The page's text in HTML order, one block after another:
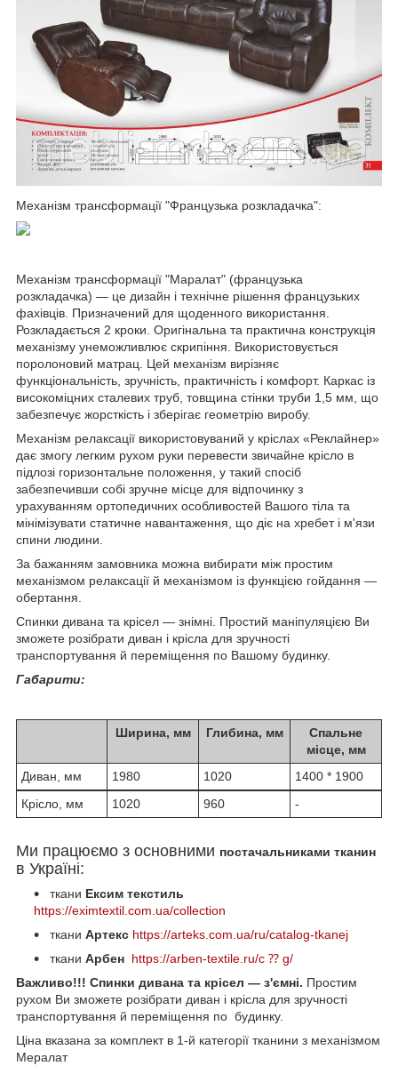
Механізм трансформації "Французька розкладачка":
Механізм трансформації "Маралат" (французька
розкладачка) — це дизайн і технічне рішення французьких
фахівців. Призначений для щоденного використання.
Розкладається 2 кроки. Оригінальна та практична конструкція
механізму унеможливлює скрипіння. Використовується
поролоновий матрац. Цей механізм вирізняє
функціональність, зручність, практичність і комфорт. Каркас із
високоміцних сталевих труб, товщина стінки труби 1,5 мм, що
забезпечує жорсткість і зберігає геометрію виробу.
Механізм релаксації використовуваний у кріслах «Реклайнер»
дає змогу легким рухом руки перевести звичайне крісло в
підлозі горизонтальне положення, у такий спосіб
забезпечивши собі зручне місце для відпочинку з
урахуванням ортопедичних особливостей Вашого тіла та
мінімізувати статичне навантаження, що діє на хребет і м'язи
спини людини.
За бажанням замовника можна вибирати між простим
механізмом релаксації й механізмом із функцією гойдання —
обертання.
Спинки дивана та крісел — знімні. Простий маніпуляцією Ви
зможете розібрати диван і крісла для зручності
транспортування й переміщення по Вашому будинку.
Габарити:
Ширина, мм Глибина, мм
Спальне
місце, мм
Диван, мм
1980 1020
1400 * 1900
Крісло, мм
1020 960 -
Ми працюємо з основними постачальниками тканин
в Україні:
ткани Ексим текстиль
https://eximtextil.com.ua/collection
ткани Артекс https://arteks.com.ua/ru/catalog-tkanej
ткани Арбен https://arben-textile.ru/c ⁇ g/
Важливо!!! Спинки дивана та крісел — з'ємні. Простим
рухом Ви зможете розібрати диван і крісла для зручності
транспортування й переміщення по будинку.
Ціна вказана за комплект в 1-й категорії тканини з механізмом
Мералат